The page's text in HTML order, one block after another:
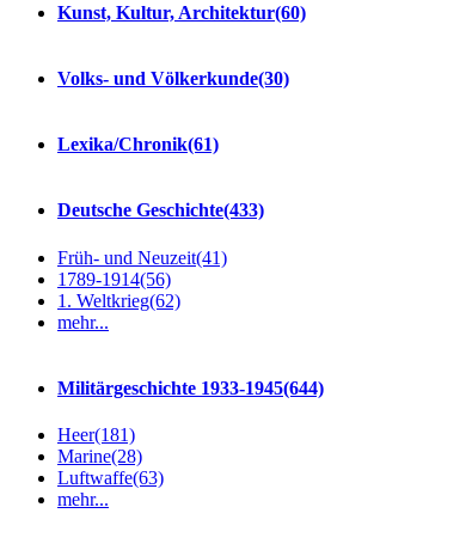
Kunst, Kultur, Architektur(60)
Volks- und Völkerkunde(30)
Lexika/Chronik(61)
Deutsche Geschichte(433)
Früh- und Neuzeit(41)
1789-1914(56)
1. Weltkrieg(62)
mehr...
Militärgeschichte 1933-1945(644)
Heer(181)
Marine(28)
Luftwaffe(63)
mehr...